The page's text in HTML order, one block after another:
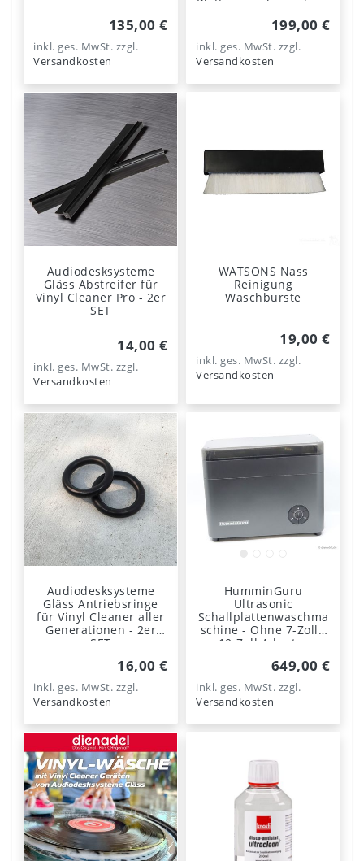
135,00 €
inkl. ges. MwSt. zzgl.
Versandkosten
199,00 €
inkl. ges. MwSt. zzgl.
Versandkosten
Audiodesksysteme
Gläss Abstreifer für
Vinyl Cleaner Pro - 2er
SET
14,00 €
inkl. ges. MwSt. zzgl.
Versandkosten
WATSONS Nass
Reinigung
Waschbürste
19,00 €
inkl. ges. MwSt. zzgl.
Versandkosten
Audiodesksysteme
Gläss Antriebsringe
für Vinyl Cleaner aller
Generationen - 2er
SET
16,00 €
inkl. ges. MwSt. zzgl.
Versandkosten
HumminGuru
Ultrasonic
Schallplattenwaschma
schine - Ohne 7-Zoll /
10-Zoll Adapter
649,00 €
inkl. ges. MwSt. zzgl.
Versandkosten